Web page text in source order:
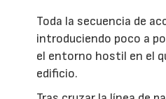
Toda la secuencia de
introduciendo poco a
el entorno hostil en el
edificio.